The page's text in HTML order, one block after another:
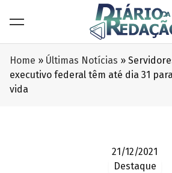
Home » Últimas Notícias »
executivo federal têm até dia 31
vida
21/12/2021
Destaque